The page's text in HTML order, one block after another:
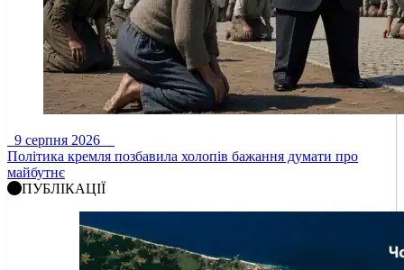
9 серпня 2026
Політика кремля позбавила холопів бажання думати про
майбутнє
ПУБЛІКАЦІЇ